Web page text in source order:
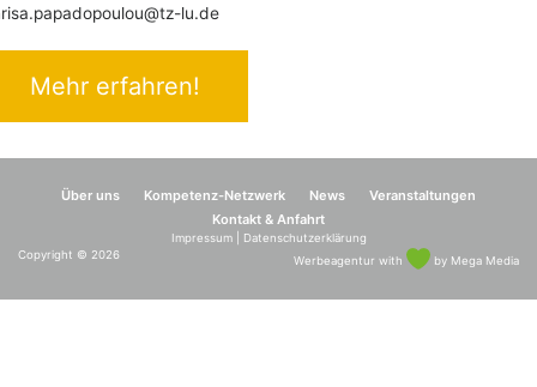
lu.de
Mehr erfahren!
Über uns Kompetenz-Netzwerk News
Veranstaltungen
Kontakt & Anfahrt
Copyright © 2026
Impressum|
Datenschutzerklärung
Werbeagentur with by Mega Media